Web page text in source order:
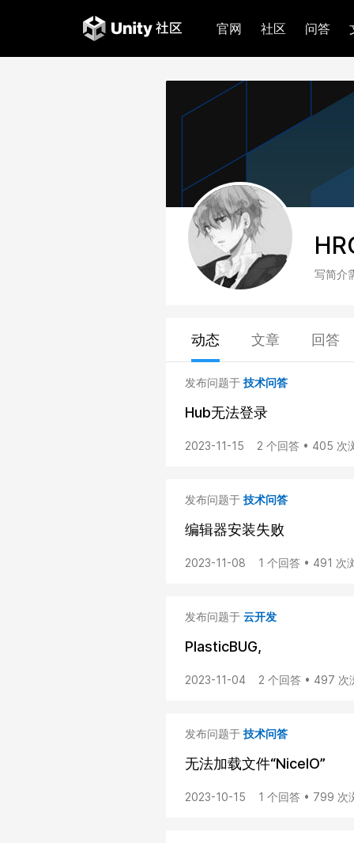
官网 社区 问答
写简介
动态 文章 回答
发布问题于 技术问答
Hub无法登录
2023-11-15 2 个回答 • 405 次
发布问题于 技术问答
编辑器安装失败
2023-11-08 1 个回答 • 491 次
发布问题于 云开发
PlasticBUG,
2023-11-04 2 个回答 • 497 次
发布问题于 技术问答
无法加载文件“NicelO”
2023-10-15 1 个回答 • 799 次